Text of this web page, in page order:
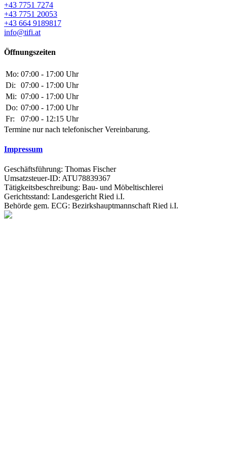
+43 7751 7274
+43 7751 20053
+43 664 9189817
info@tifi.at
Öffnungszeiten
Mo: 07:00 - 17:00 Uhr
Di:
07:00 - 17:00 Uhr
Mi: 07:00 - 17:00 Uhr
Do: 07:00 - 17:00 Uhr
Fr:
07:00 - 12:15 Uhr
Termine nur nach telefonischer Vereinbarung.
Impressum
Geschäftsführung: Thomas Fischer
Umsatzsteuer-ID: ATU78839367
Tätigkeitsbeschreibung: Bau- und Möbeltischlerei
Gerichtsstand: Landesgericht Ried i.I.
Behörde gem. ECG: Bezirkshauptmannschaft Ried i.I.